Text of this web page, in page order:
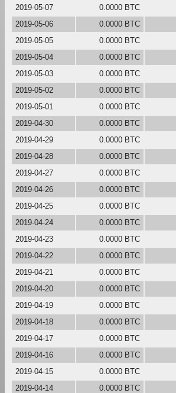
2019-05-07
0.0000 BTC
2019-05-06
0.0000 BTC
2019-05-05
0.0000 BTC
2019-05-04
0.0000 BTC
2019-05-03
0.0000 BTC
2019-05-02
0.0000 BTC
2019-05-01
0.0000 BTC
2019-04-30
0.0000 BTC
2019-04-29
0.0000 BTC
2019-04-28
0.0000 BTC
2019-04-27
0.0000 BTC
2019-04-26
0.0000 BTC
2019-04-25
0.0000 BTC
2019-04-24
0.0000 BTC
2019-04-23
0.0000 BTC
2019-04-22
0.0000 BTC
2019-04-21
0.0000 BTC
2019-04-20
0.0000 BTC
2019-04-19
0.0000 BTC
2019-04-18
0.0000 BTC
2019-04-17
0.0000 BTC
2019-04-16
0.0000 BTC
2019-04-15
0.0000 BTC
2019-04-14
0.0000 BTC